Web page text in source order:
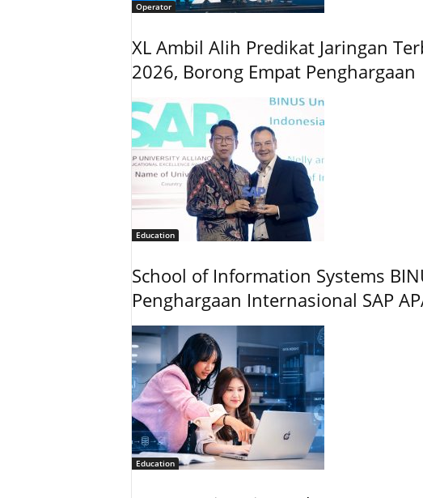
Operator
XL Ambil Alih Predikat Jaringan
2026, Borong Empat Penghargaan
Education
School of Information Systems
Penghargaan Internasional SAP
Education